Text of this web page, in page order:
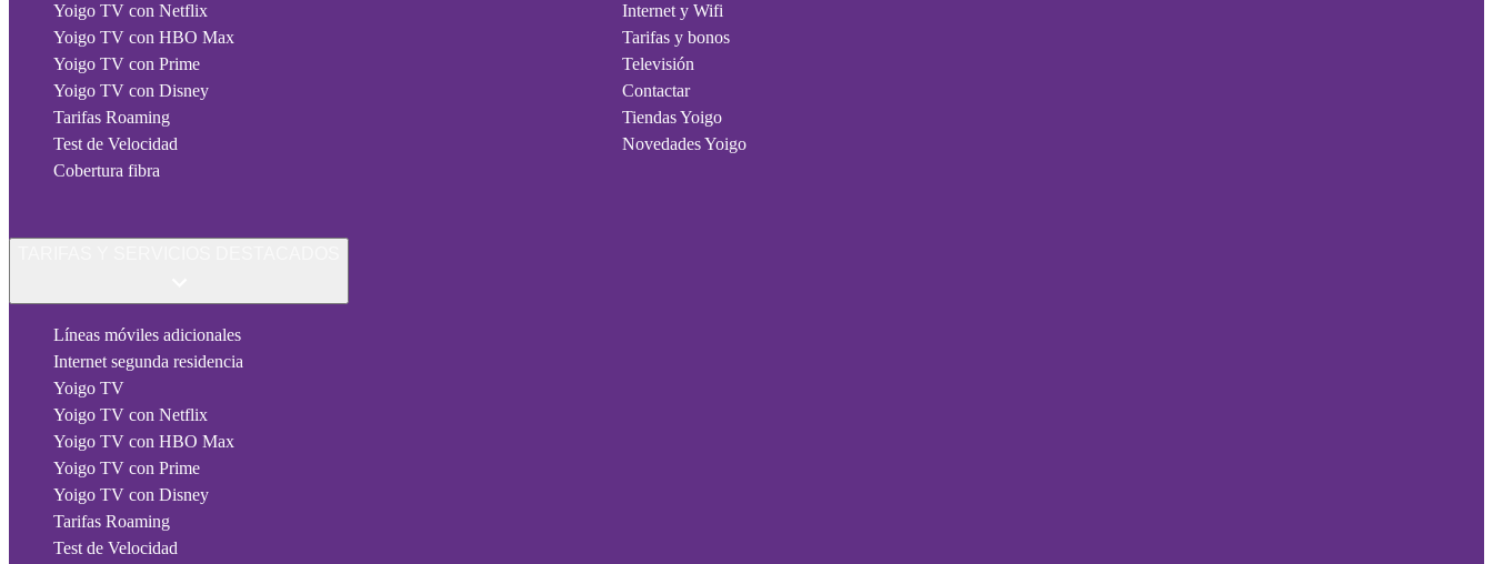
Yoigo TV con Netflix
Yoigo TV con HBO Max
Yoigo TV con Prime
Yoigo TV con Disney
Tarifas Roaming
Test de Velocidad
Cobertura fibra
Internet y Wifi
Tarifas y bonos
Televisión
Contactar
Tiendas Yoigo
Novedades Yoigo
Líneas móviles adicionales
Internet segunda residencia
Yoigo TV
Yoigo TV con Netflix
Yoigo TV con HBO Max
Yoigo TV con Prime
Yoigo TV con Disney
Tarifas Roaming
Test de Velocidad